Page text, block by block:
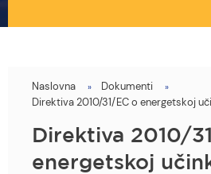
You
here
Naslovna
Dokumenti
Direktiva 2010/31/EC o energetskoj
Direktiva 2010/
energetskoj